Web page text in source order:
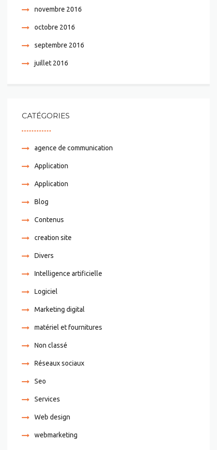
novembre 2016
octobre 2016
septembre 2016
juillet 2016
CATÉGORIES
agence de communication
Application
Application
Blog
Contenus
creation site
Divers
Intelligence artificielle
Logiciel
Marketing digital
matériel et fournitures
Non classé
Réseaux sociaux
Seo
Services
Web design
webmarketing